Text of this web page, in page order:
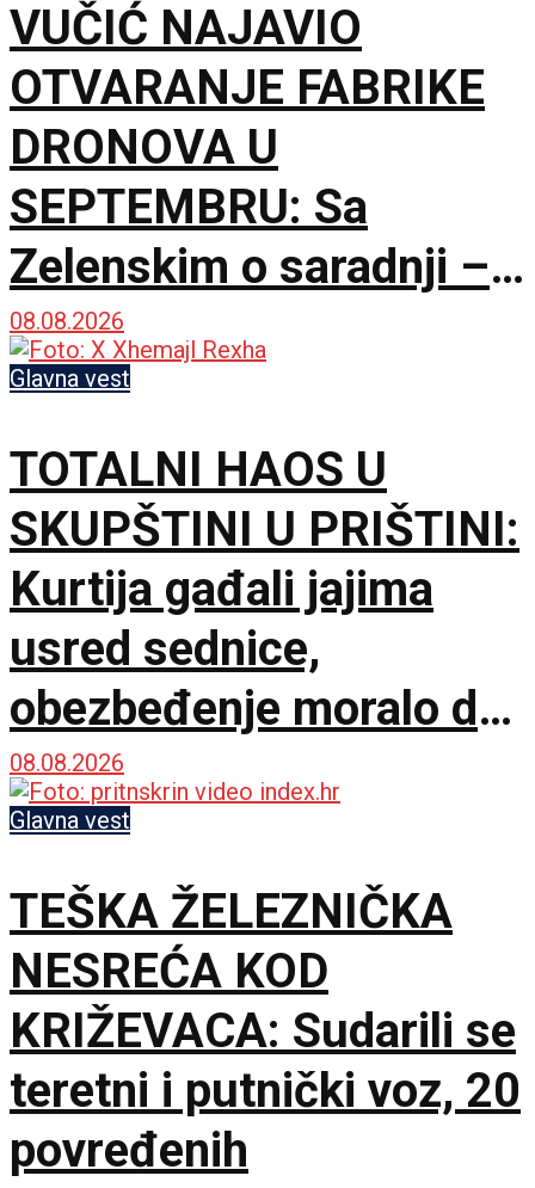
VUČIĆ NAJAVIO
OTVARANJE FABRIKE
DRONOVA U
SEPTEMBRU: Sa
Zelenskim o saradnji –
Nismo rivali, već
partneri
08.08.2026
Glavna vest
TOTALNI HAOS U
SKUPŠTINI U PRIŠTINI:
Kurtija gađali jajima
usred sednice,
obezbeđenje moralo da
interveniše
08.08.2026
Glavna vest
TEŠKA ŽELEZNIČKA
NESREĆA KOD
KRIŽEVACA: Sudarili se
teretni i putnički voz, 20
povređenih